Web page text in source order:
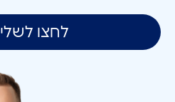
לחצו